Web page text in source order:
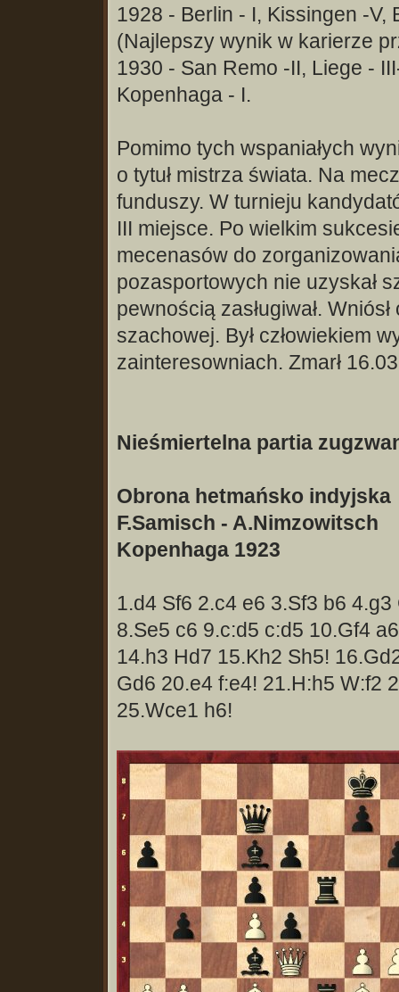
1928 - Berlin - I, Kissingen -V,
(Najlepszy wynik w karierze
1930 - San Remo -II, Liege -
Kopenhaga - I.
Pomimo tych wspaniałych
o tytuł mistrza świata. Na
funduszy. W turnieju
III miejsce. Po wielkim
mecenasów do
pozasportowych nie uzyskał
pewnością zasługiwał.
szachowej. Był człowiekiem
zainteresowniach. Zmarł
Nieśmiertelna partia
Obrona hetmańsko indyjska
F.Samisch - A.Nimzowitsch
Kopenhaga 1923
1.d4 Sf6 2.c4 e6 3.Sf3 b6
8.Se5 c6 9.c:d5 c:d5 10.Gf4
14.h3 Hd7 15.Kh2 Sh5!
Gd6 20.e4 f:e4! 21.H:h5 W:f2
25.Wce1 h6!